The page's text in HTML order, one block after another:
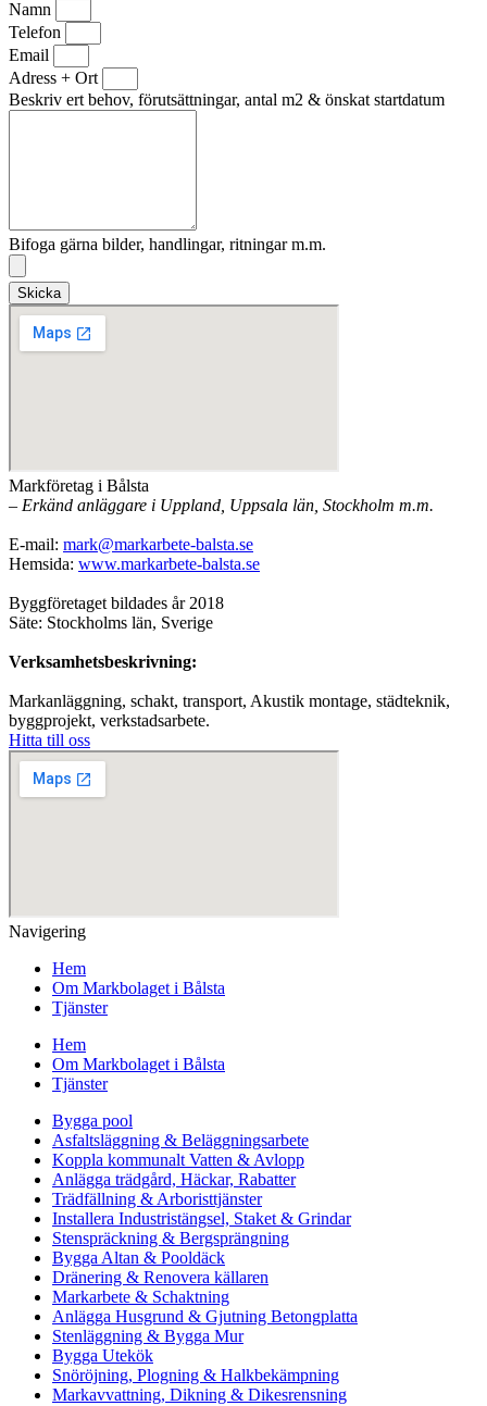
Namn
Telefon
Email
Adress + Ort
Beskriv ert behov, förutsättningar, antal m2 & önskat startdatum
Bifoga gärna bilder, handlingar, ritningar m.m.
Skicka
Markföretag i Bålsta
– Erkänd anläggare i Uppland, Uppsala län, Stockholm m.m.
E-mail: mark@markarbete-balsta.se
Hemsida: www.markarbete-balsta.se
Byggföretaget bildades år 2018
Säte: Stockholms län, Sverige
Verksamhetsbeskrivning:
Markanläggning, schakt, transport, Akustik montage, städteknik,
byggprojekt, verkstadsarbete.
Hitta till oss
Navigering
Hem
Om Markbolaget i Bålsta
Tjänster
Hem
Om Markbolaget i Bålsta
Tjänster
Bygga pool
Asfaltsläggning & Beläggningsarbete
Koppla kommunalt Vatten & Avlopp
Anlägga trädgård, Häckar, Rabatter
Trädfällning & Arboristtjänster
Installera Industristängsel, Staket & Grindar
Stenspräckning & Bergsprängning
Bygga Altan & Pooldäck
Dränering & Renovera källaren
Markarbete & Schaktning
Anlägga Husgrund & Gjutning Betongplatta
Stenläggning & Bygga Mur
Bygga Utekök
Snöröjning, Plogning & Halkbekämpning
Markavvattning, Dikning & Dikesrensning